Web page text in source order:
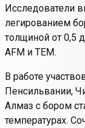
Исследователи
легированием
толщиной от 0,5
AFM и TEM.
В работе
Пенсильвании,
Алмаз с бором
температурах.